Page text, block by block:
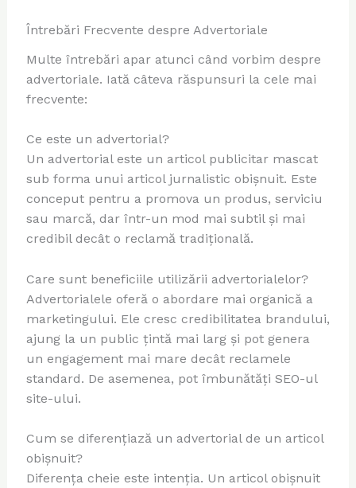
Întrebări Frecvente despre Advertoriale
Multe întrebări apar atunci când vorbim despre
advertoriale. Iată câteva răspunsuri la cele mai
frecvente:
Ce este un advertorial?
Un advertorial este un articol publicitar mascat
sub forma unui articol jurnalistic obișnuit. Este
conceput pentru a promova un produs, serviciu
sau marcă, dar într-un mod mai subtil și mai
credibil decât o reclamă tradițională.
Care sunt beneficiile utilizării advertorialelor?
Advertorialele oferă o abordare mai organică a
marketingului. Ele cresc credibilitatea brandului,
ajung la un public țintă mai larg și pot genera
un engagement mai mare decât reclamele
standard. De asemenea, pot îmbunătăți SEO-ul
site-ului.
Cum se diferențiază un advertorial de un articol
obișnuit?
Diferența cheie este intenția. Un articol obișnuit